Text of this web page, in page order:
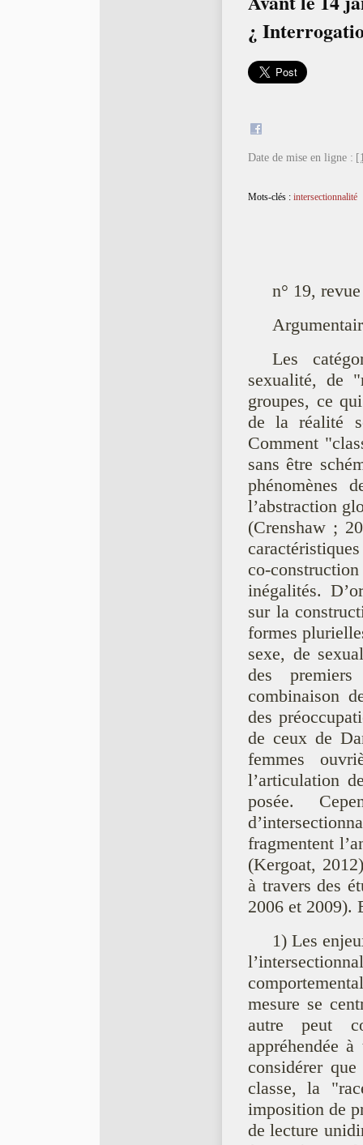
¿
Date de mise en ligne :
Mots-clés : intersectionnalité
n° 19,
Les
sexualité, de
groupes, ce
de la réalité
Comment
sans être
phénomènes
l’abstraction
(Crenshaw ;
co-
inégalités.
sur la
formes
sexe, de
des
combinaison
des
de ceux de
femmes
l’articulation
posée.
fragmentent
(Kergoat,
à travers des
2006 et 2009).
1) Les
mesure se
autre peut
appréhendée
considérer
classe, la
imposition de
de lecture